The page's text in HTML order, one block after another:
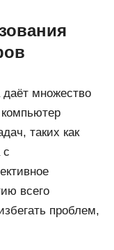
даёт множество
таких как
с
всего
проблем,